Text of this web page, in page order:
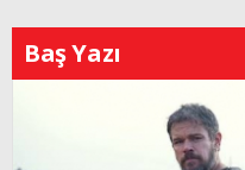
Baş Yazı